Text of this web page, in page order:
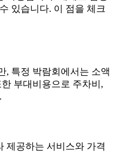
있습니다. 이 점을 체크
, 특정 박람회에서는 소액
부대비용으로 주차비,
제공하는 서비스와 가격